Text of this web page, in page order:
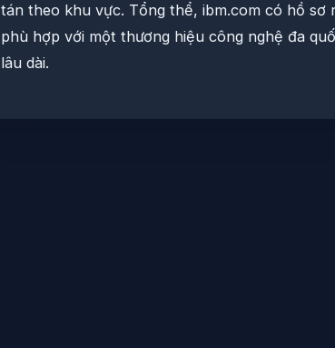
tán theo khu vực. Tổng thể, ibm.com có hồ sơ
phù hợp với một thương hiệu công nghệ đa
lâu dài.